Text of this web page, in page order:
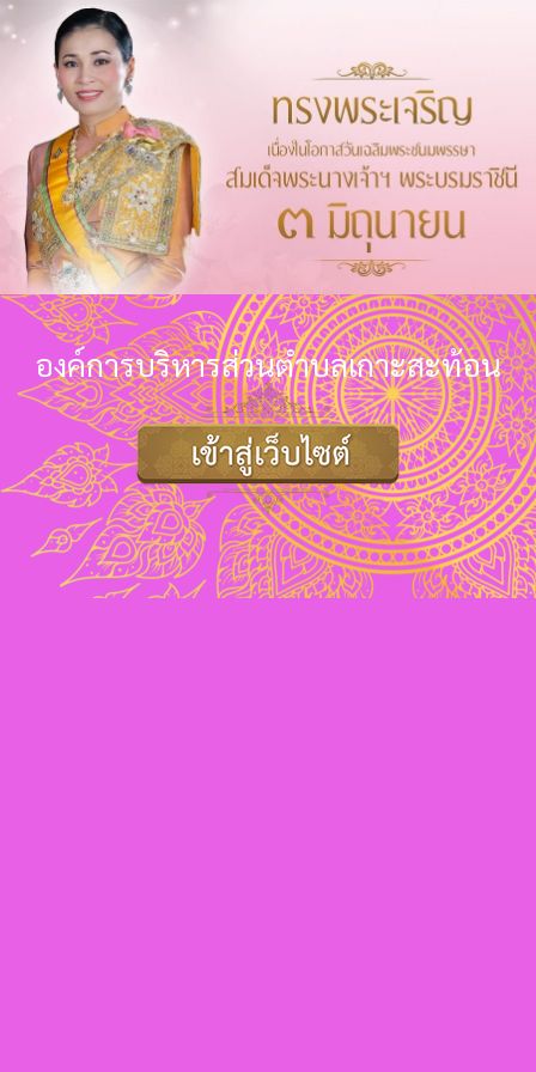
องค์การบริหารส่วนตำบลเกาะสะท้อน